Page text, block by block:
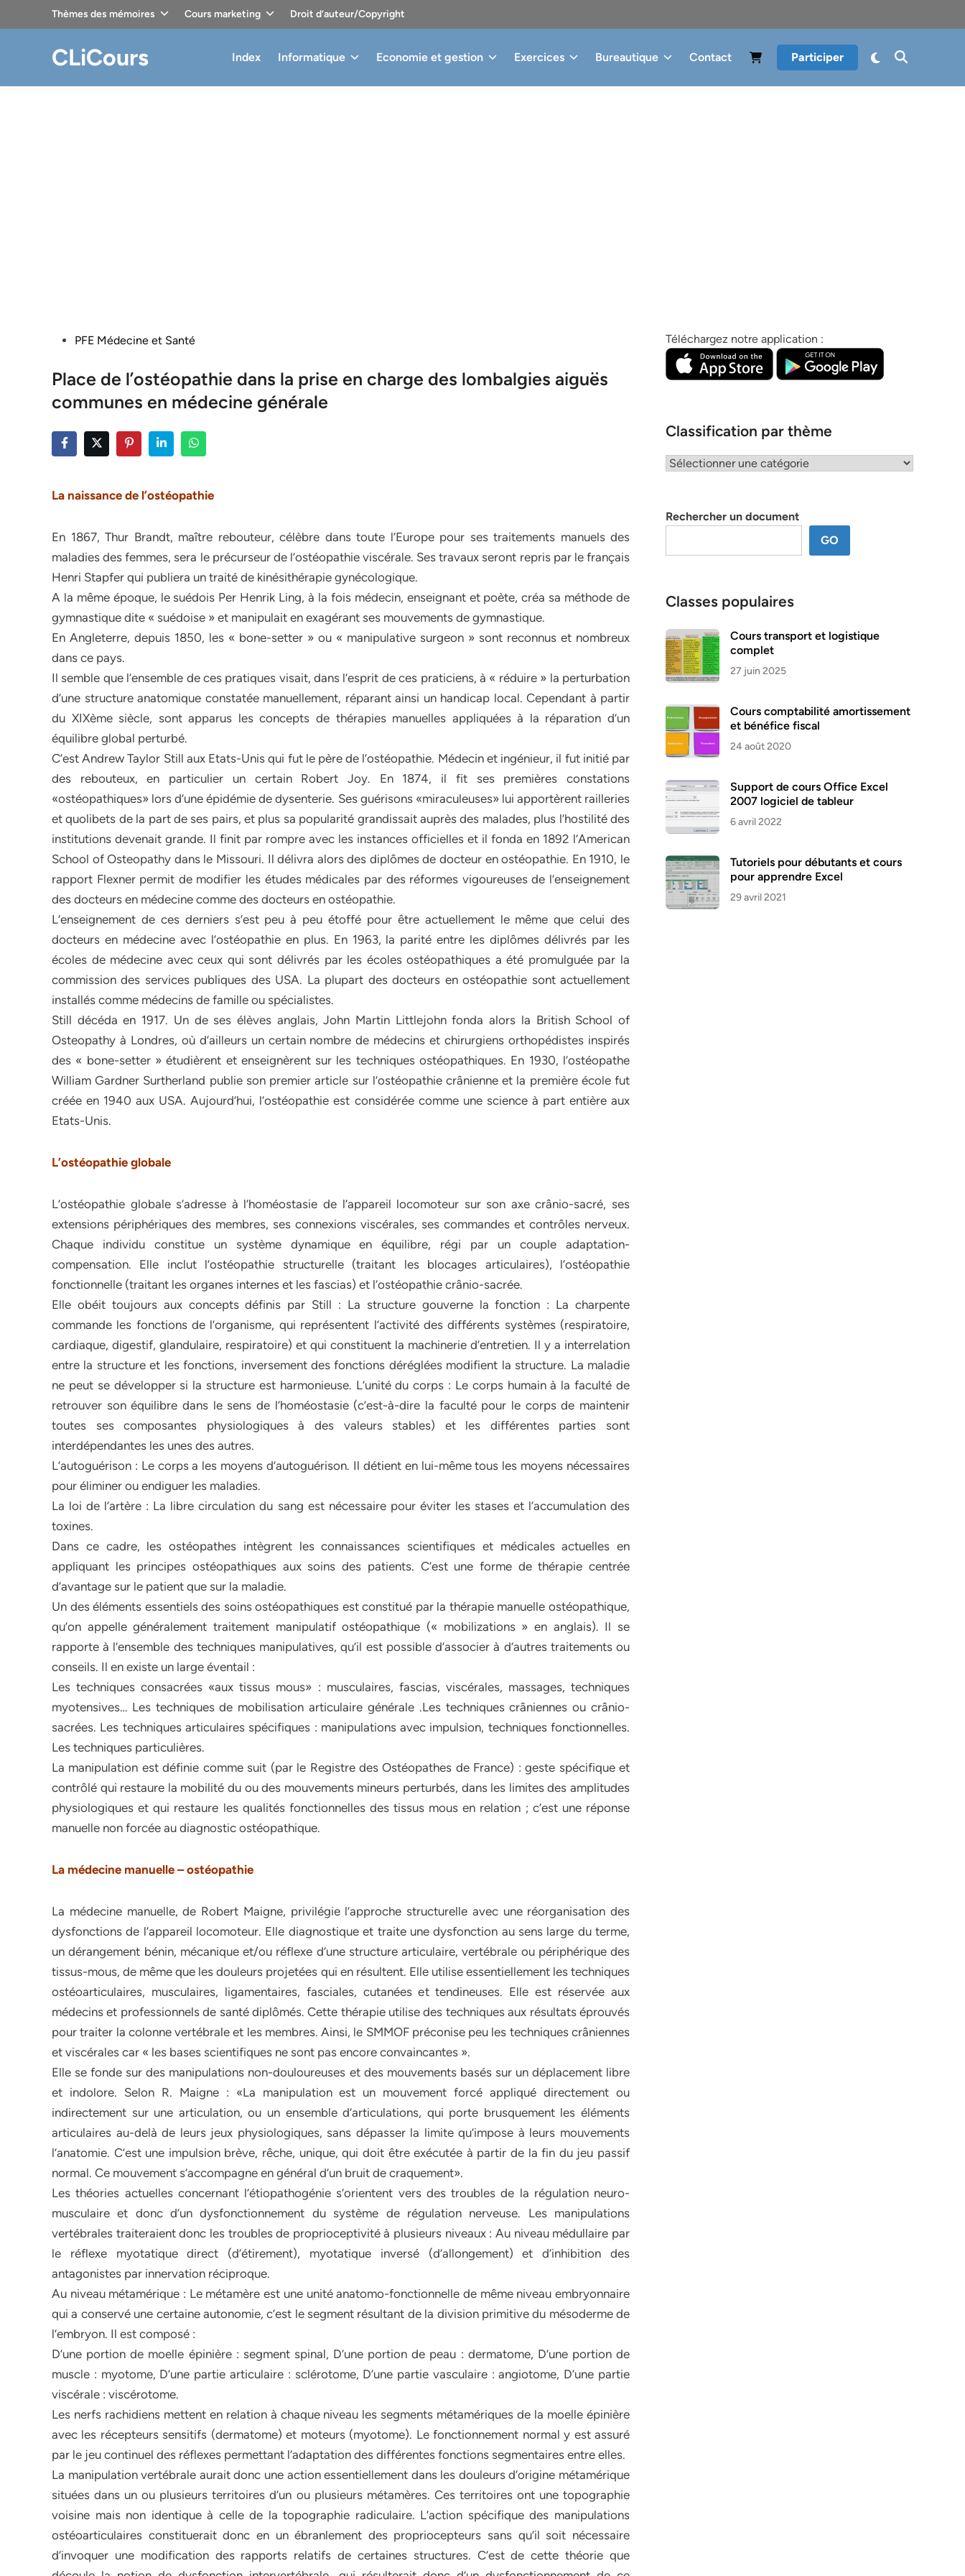
Thèmes des mémoires Cours marketing Droit d’auteur/Copyright
CLiCours Index Informatique Economie et gestion Exercices Bureautique Contact Participer
PostedPFE Médecine et Santé
Place de l’ostéopathie dans la prise en charge des lombalgies aiguës
communes en médecine générale
La naissance de l’ostéopathie
En 1867, Thur Brandt, maître rebouteur, célèbre dans toute l’Europe pour ses traitements manuels des
maladies des femmes, sera le précurseur de l’ostéopathie viscérale. Ses travaux seront repris par le français
Henri Stapfer qui publiera un traité de kinésithérapie gynécologique.
A la même époque, le suédois Per Henrik Ling, à la fois médecin, enseignant et poète, créa sa méthode de
gymnastique dite « suédoise » et manipulait en exagérant ses mouvements de gymnastique.
En Angleterre, depuis 1850, les « bone-setter » ou « manipulative surgeon » sont reconnus et nombreux
dans ce pays.
Il semble que l’ensemble de ces pratiques visait, dans l’esprit de ces praticiens, à « réduire » la perturbation
d’une structure anatomique constatée manuellement, réparant ainsi un handicap local. Cependant à partir
du XIXème siècle, sont apparus les concepts de thérapies manuelles appliquées à la réparation d’un
équilibre global perturbé.
C’est Andrew Taylor Still aux Etats-Unis qui fut le père de l’ostéopathie. Médecin et ingénieur, il fut initié par
des rebouteux, en particulier un certain Robert Joy. En 1874, il fit ses premières constations
«ostéopathiques» lors d’une épidémie de dysenterie. Ses guérisons «miraculeuses» lui apportèrent railleries
et quolibets de la part de ses pairs, et plus sa popularité grandissait auprès des malades, plus l’hostilité des
institutions devenait grande. Il finit par rompre avec les instances officielles et il fonda en 1892 l’American
School of Osteopathy dans le Missouri. Il délivra alors des diplômes de docteur en ostéopathie. En 1910, le
rapport Flexner permit de modifier les études médicales par des réformes vigoureuses de l’enseignement
des docteurs en médecine comme des docteurs en ostéopathie.
L’enseignement de ces derniers s’est peu à peu étoffé pour être actuellement le même que celui des
docteurs en médecine avec l’ostéopathie en plus. En 1963, la parité entre les diplômes délivrés par les
écoles de médecine avec ceux qui sont délivrés par les écoles ostéopathiques a été promulguée par la
commission des services publiques des USA. La plupart des docteurs en ostéopathie sont actuellement
installés comme médecins de famille ou spécialistes.
Still décéda en 1917. Un de ses élèves anglais, John Martin Littlejohn fonda alors la British School of
Osteopathy à Londres, où d’ailleurs un certain nombre de médecins et chirurgiens orthopédistes inspirés
des « bone-setter » étudièrent et enseignèrent sur les techniques ostéopathiques. En 1930, l’ostéopathe
William Gardner Surtherland publie son premier article sur l’ostéopathie crânienne et la première école fut
créée en 1940 aux USA. Aujourd’hui, l’ostéopathie est considérée comme une science à part entière aux
Etats-Unis.
L’ostéopathie globale
L’ostéopathie globale s’adresse à l’homéostasie de l’appareil locomoteur sur son axe crânio-sacré, ses
extensions périphériques des membres, ses connexions viscérales, ses commandes et contrôles nerveux.
Chaque individu constitue un système dynamique en équilibre, régi par un couple adaptation-
compensation. Elle inclut l’ostéopathie structurelle (traitant les blocages articulaires), l’ostéopathie
fonctionnelle (traitant les organes internes et les fascias) et l’ostéopathie crânio-sacrée.
Elle obéit toujours aux concepts définis par Still : La structure gouverne la fonction : La charpente
commande les fonctions de l’organisme, qui représentent l’activité des différents systèmes (respiratoire,
cardiaque, digestif, glandulaire, respiratoire) et qui constituent la machinerie d’entretien. Il y a interrelation
entre la structure et les fonctions, inversement des fonctions déréglées modifient la structure. La maladie
ne peut se développer si la structure est harmonieuse. L’unité du corps : Le corps humain à la faculté de
retrouver son équilibre dans le sens de l’homéostasie (c’est-à-dire la faculté pour le corps de maintenir
toutes ses composantes physiologiques à des valeurs stables) et les différentes parties sont
interdépendantes les unes des autres.
L’autoguérison : Le corps a les moyens d’autoguérison. Il détient en lui-même tous les moyens nécessaires
pour éliminer ou endiguer les maladies.
La loi de l’artère : La libre circulation du sang est nécessaire pour éviter les stases et l’accumulation des
toxines.
Dans ce cadre, les ostéopathes intègrent les connaissances scientifiques et médicales actuelles en
appliquant les principes ostéopathiques aux soins des patients. C’est une forme de thérapie centrée
d’avantage sur le patient que sur la maladie.
Un des éléments essentiels des soins ostéopathiques est constitué par la thérapie manuelle ostéopathique,
qu’on appelle généralement traitement manipulatif ostéopathique (« mobilizations » en anglais). Il se
rapporte à l’ensemble des techniques manipulatives, qu’il est possible d’associer à d’autres traitements ou
conseils. Il en existe un large éventail :
Les techniques consacrées «aux tissus mous» : musculaires, fascias, viscérales, massages, techniques
myotensives… Les techniques de mobilisation articulaire générale .Les techniques crâniennes ou crânio-
sacrées. Les techniques articulaires spécifiques : manipulations avec impulsion, techniques fonctionnelles.
Les techniques particulières.
La manipulation est définie comme suit (par le Registre des Ostéopathes de France) : geste spécifique et
contrôlé qui restaure la mobilité du ou des mouvements mineurs perturbés, dans les limites des amplitudes
physiologiques et qui restaure les qualités fonctionnelles des tissus mous en relation ; c’est une réponse
manuelle non forcée au diagnostic ostéopathique.
La médecine manuelle – ostéopathie
La médecine manuelle, de Robert Maigne, privilégie l’approche structurelle avec une réorganisation des
dysfonctions de l’appareil locomoteur. Elle diagnostique et traite une dysfonction au sens large du terme,
un dérangement bénin, mécanique et/ou réflexe d’une structure articulaire, vertébrale ou périphérique des
tissus-mous, de même que les douleurs projetées qui en résultent. Elle utilise essentiellement les techniques
ostéoarticulaires, musculaires, ligamentaires, fasciales, cutanées et tendineuses. Elle est réservée aux
médecins et professionnels de santé diplômés. Cette thérapie utilise des techniques aux résultats éprouvés
pour traiter la colonne vertébrale et les membres. Ainsi, le SMMOF préconise peu les techniques crâniennes
et viscérales car « les bases scientifiques ne sont pas encore convaincantes ».
Elle se fonde sur des manipulations non-douloureuses et des mouvements basés sur un déplacement libre
et indolore. Selon R. Maigne : «La manipulation est un mouvement forcé appliqué directement ou
indirectement sur une articulation, ou un ensemble d’articulations, qui porte brusquement les éléments
articulaires au-delà de leurs jeux physiologiques, sans dépasser la limite qu’impose à leurs mouvements
l’anatomie. C’est une impulsion brève, rêche, unique, qui doit être exécutée à partir de la fin du jeu passif
normal. Ce mouvement s’accompagne en général d’un bruit de craquement».
Les théories actuelles concernant l’étiopathogénie s’orientent vers des troubles de la régulation neuro-
musculaire et donc d’un dysfonctionnement du système de régulation nerveuse. Les manipulations
vertébrales traiteraient donc les troubles de proprioceptivité à plusieurs niveaux : Au niveau médullaire par
le réflexe myotatique direct (d’étirement), myotatique inversé (d’allongement) et d’inhibition des
antagonistes par innervation réciproque.
Au niveau métamérique : Le métamère est une unité anatomo-fonctionnelle de même niveau embryonnaire
qui a conservé une certaine autonomie, c’est le segment résultant de la division primitive du mésoderme de
l’embryon. Il est composé :
D’une portion de moelle épinière : segment spinal, D’une portion de peau : dermatome, D’une portion de
muscle : myotome, D’une partie articulaire : sclérotome, D’une partie vasculaire : angiotome, D’une partie
viscérale : viscérotome.
Les nerfs rachidiens mettent en relation à chaque niveau les segments métamériques de la moelle épinière
avec les récepteurs sensitifs (dermatome) et moteurs (myotome). Le fonctionnement normal y est assuré
par le jeu continuel des réflexes permettant l’adaptation des différentes fonctions segmentaires entre elles.
La manipulation vertébrale aurait donc une action essentiellement dans les douleurs d’origine métamérique
situées dans un ou plusieurs territoires d’un ou plusieurs métamères. Ces territoires ont une topographie
voisine mais non identique à celle de la topographie radiculaire. L’action spécifique des manipulations
ostéoarticulaires constituerait donc en un ébranlement des propriocepteurs sans qu’il soit nécessaire
d’invoquer une modification des rapports relatifs de certaines structures. C’est de cette théorie que
Téléchargez notre application :
Classification par thème
Classification
Rechercher un document
GO
Classes populaires
Cours transport et logistique
complet
27 juin 2025
Cours comptabilité amortissement
et bénéfice fiscal
24 août 2020
Support de cours Office Excel
2007 logiciel de tableur
6 avril 2022
Tutoriels pour débutants et cours
pour apprendre Excel
29 avril 2021